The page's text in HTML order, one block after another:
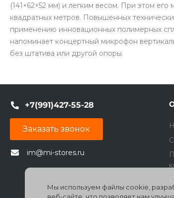
(141×62×52 мм) и легким весом. При этом
квадратных метров. Повышенных
применению инновационных полимерных
напоминает концертный микрофон
без штатива или другой опоры.
+7(991)427-55-28
Заказать звонок
im@mi-stores.ru
Мы используем файлы cookie,